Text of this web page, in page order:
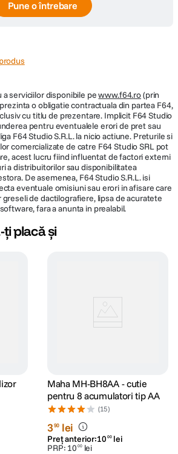
Pune o întrebare
a serviciilor disponibile pewww.f64.ro(prin
o obligatie contractuala din partea F64,
cu titlu de prezentare. Implicit F64 Studio
pentru eventualele erori de pret sau
F64 Studio S.R.L. la nicio actiune. Preturile si
comercializate de catre F64 Studio SRL pot
acest lucru fiind influentat de factori externi
a distribuitorilor sau disponibilitatea
De asemenea, F64 Studio S.R.L. isi
eventuale omisiuni sau erori in afisare care
de dactilografiere, lipsa de acuratete
fara a anunta in prealabil.
placă și
Maha MH-BH8AA - cutie
pentru 8 acumulatori tip AA
(15)
390 lei
Preț anterior:10 00 lei
PRP: 10 00 lei